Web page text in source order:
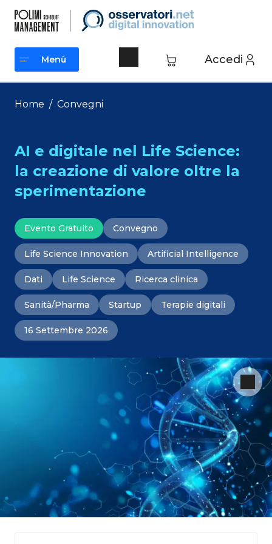
contenuto
Accedi
Menù
Menù
Home / Convegni
AI e digitale nel Life Science:
la creazione di valore oltre la
sperimentazione
Evento Gratuito Convegno
Life Science Innovation Artificial Intelligence
Dati Life Science Ricerca clinica
Sanità/Pharma Startup Terapie digitali
16 Settembre 2026